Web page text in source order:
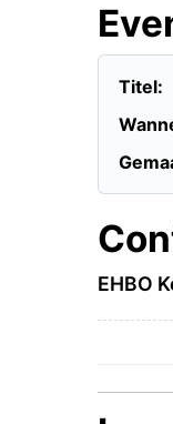
Titel:
EHBO